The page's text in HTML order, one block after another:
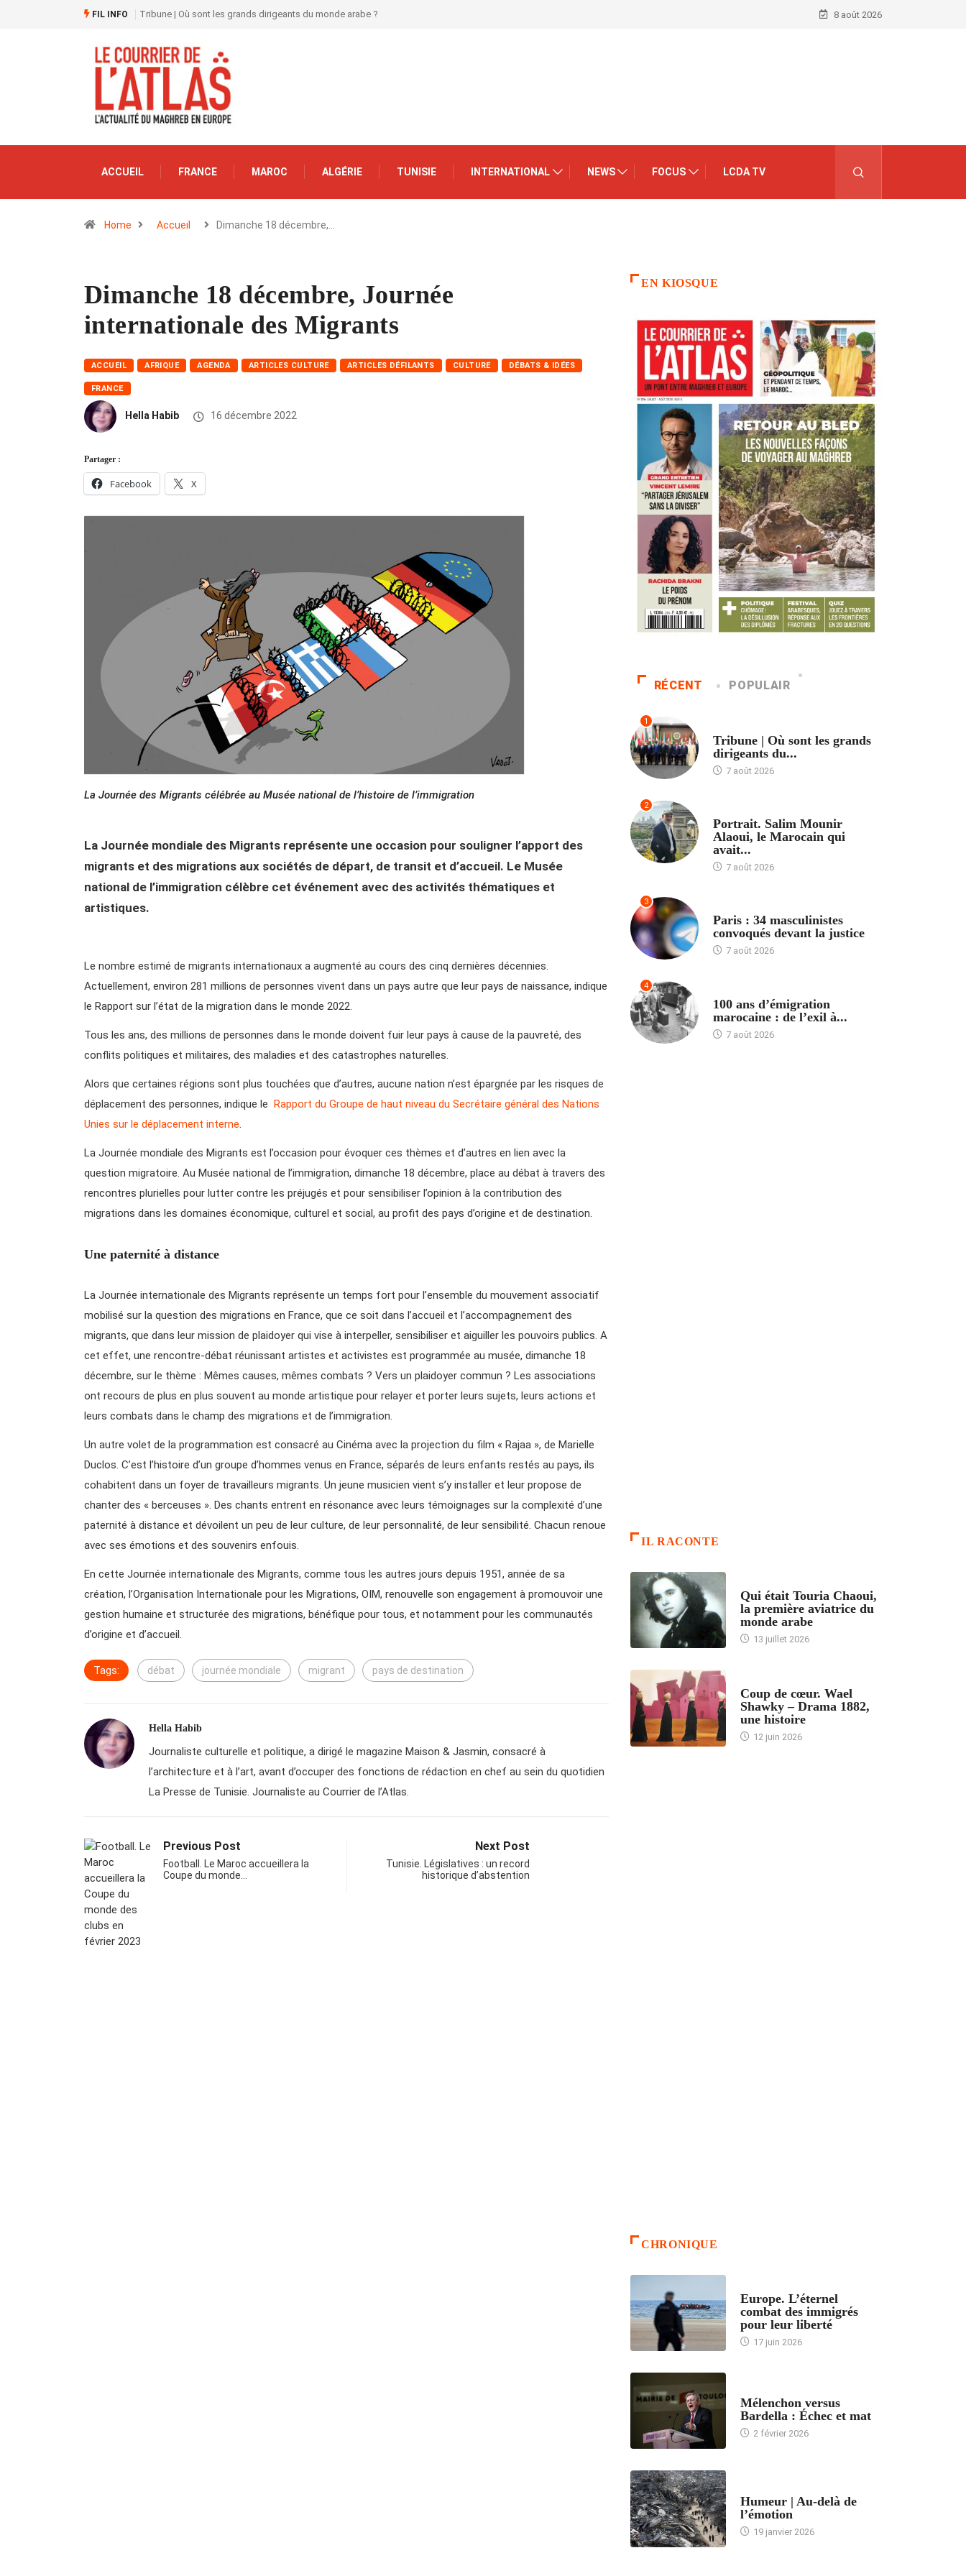
FIL INFO Tribune | Où sont les grands dirigeants du monde arabe ? 8 août 2026
ACCUEIL FRANCE MAROC ALGÉRIE TUNISIE INTERNATIONAL NEWS FOCUS LCDA TV
Home Accueil Dimanche 18 décembre,…
Dimanche 18 décembre, Journée
internationale des Migrants
ACCUEIL AFRIQUE AGENDA ARTICLES CULTURE ARTICLES DÉFILANTS CULTURE DÉBATS & IDÉES
FRANCE
Hella Habib 16 décembre 2022
Partager :
Facebook X
La Journée des Migrants célébrée au Musée national de l’histoire de l’immigration
La Journée mondiale des Migrants représente une occasion pour souligner l’apport des
migrants et des migrations aux sociétés de départ, de transit et d’accueil. Le Musée
national de l’immigration célèbre cet événement avec des activités thématiques et
artistiques.
Le nombre estimé de migrants internationaux a augmenté au cours des cinq dernières décennies.
Actuellement, environ 281 millions de personnes vivent dans un pays autre que leur pays de naissance, indique
le Rapport sur l’état de la migration dans le monde 2022.
Tous les ans, des millions de personnes dans le monde doivent fuir leur pays à cause de la pauvreté, des
conflits politiques et militaires, des maladies et des catastrophes naturelles.
Alors que certaines régions sont plus touchées que d’autres, aucune nation n’est épargnée par les risques de
déplacement des personnes, indique le Rapport du Groupe de haut niveau du Secrétaire général des Nations
Unies sur le déplacement interne.
La Journée mondiale des Migrants est l’occasion pour évoquer ces thèmes et d’autres en lien avec la
question migratoire. Au Musée national de l’immigration, dimanche 18 décembre, place au débat à travers des
rencontres plurielles pour lutter contre les préjugés et pour sensibiliser l’opinion à la contribution des
migrations dans les domaines économique, culturel et social, au profit des pays d’origine et de destination.
Une paternité à distance
La Journée internationale des Migrants représente un temps fort pour l’ensemble du mouvement associatif
mobilisé sur la question des migrations en France, que ce soit dans l’accueil et l’accompagnement des
migrants, que dans leur mission de plaidoyer qui vise à interpeller, sensibiliser et aiguiller les pouvoirs publics. A
cet effet, une rencontre-débat réunissant artistes et activistes est programmée au musée, dimanche 18
décembre, sur le thème : Mêmes causes, mêmes combats ? Vers un plaidoyer commun ? Les associations
ont recours de plus en plus souvent au monde artistique pour relayer et porter leurs sujets, leurs actions et
leurs combats dans le champ des migrations et de l’immigration.
Un autre volet de la programmation est consacré au Cinéma avec la projection du film « Rajaa », de Marielle
Duclos. C’est l’histoire d’un groupe d’hommes venus en France, séparés de leurs enfants restés au pays, ils
cohabitent dans un foyer de travailleurs migrants. Un jeune musicien vient s’y installer et leur propose de
chanter des « berceuses ». Des chants entrent en résonance avec leurs témoignages sur la complexité d’une
paternité à distance et dévoilent un peu de leur culture, de leur personnalité, de leur sensibilité. Chacun renoue
avec ses émotions et des souvenirs enfouis.
En cette Journée internationale des Migrants, comme tous les autres jours depuis 1951, année de sa
création, l’Organisation Internationale pour les Migrations, OIM, renouvelle son engagement à promouvoir une
gestion humaine et structurée des migrations, bénéfique pour tous, et notamment pour les communautés
d’origine et d’accueil.
Tags: débat journée mondiale migrant pays de destination
Hella Habib
Journaliste culturelle et politique, a dirigé le magazine Maison & Jasmin, consacré à
l’architecture et à l’art, avant d’occuper des fonctions de rédaction en chef au sein du quotidien
La Presse de Tunisie. Journaliste au Courrier de l’Atlas.
Previous Post
Football. Le Maroc accueillera la
Coupe du monde…
Next Post
Tunisie. Législatives : un record
historique d’abstention
EN KIOSQUE
RÉCENT POPULAIR
1
Tribune | Où sont les grands
dirigeants du...
7 août 2026
2
Portrait. Salim Mounir
Alaoui, le Marocain qui
avait...
7 août 2026
3
Paris : 34 masculinistes
convoqués devant la justice
7 août 2026
4
100 ans d’émigration
marocaine : de l’exil à...
7 août 2026
IL RACONTE
Qui était Touria Chaoui,
la première aviatrice du
monde arabe
13 juillet 2026
Coup de cœur. Wael
Shawky – Drama 1882,
une histoire
12 juin 2026
CHRONIQUE
Europe. L’éternel
combat des immigrés
pour leur liberté
17 juin 2026
Mélenchon versus
Bardella : Échec et mat
2 février 2026
Humeur | Au-delà de
l’émotion
19 janvier 2026